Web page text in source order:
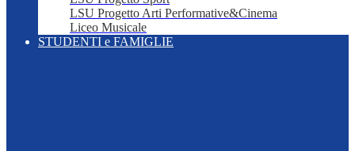
LSU Progetto Arti Performative&Cinema
Liceo Musicale
STUDENTI e FAMIGLIE